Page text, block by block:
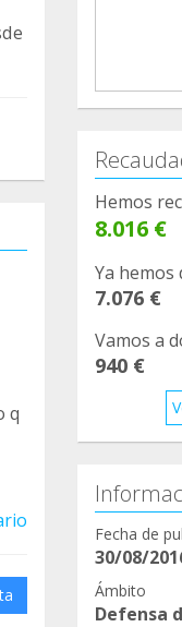
q
Hemos
8.016 €
Ya hemos
7.076 €
Vamos a
940 €
Fecha de
30/08/
Ámbito
Defensa